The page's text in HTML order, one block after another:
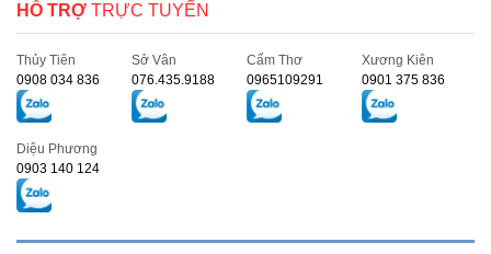
HỖ TRỢ TRỰC TUYẾN
Thủy Tiên
0908 034 836
Sở Vân
076.435.9188
Cẩm Thơ
0965109291
Xương Kiên
0901 375 836
Diệu Phương
0903 140 124